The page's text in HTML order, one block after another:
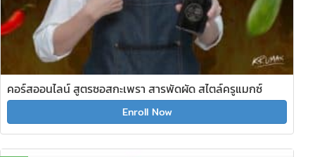
คอร์สออนไลน์ สูตรซอสกะเพรา สารพัดผัด สไตล์ครูแมกซ์
Enroll Now